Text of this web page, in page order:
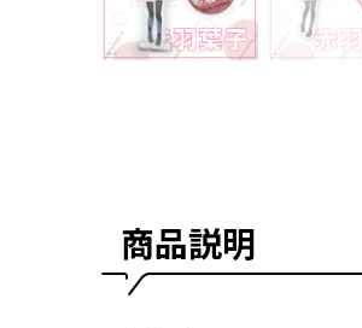
商品説明